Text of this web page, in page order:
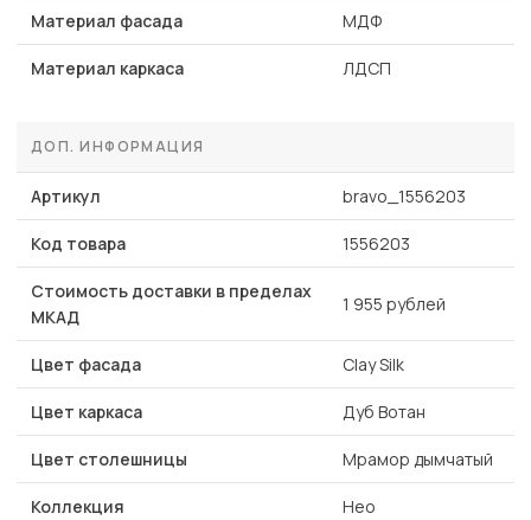
Материал фасада МДФ
Материал каркаса ЛДСП
ДОП. ИНФОРМАЦИЯ
Артикул bravo_1556203
Код товара 1556203
Стоимость доставки в пределах
МКАД
1 955 рублей
Цвет фасада Clay Silk
Цвет каркаса Дуб Вотан
Цвет столешницы Мрамор дымчатый
Коллекция Нео